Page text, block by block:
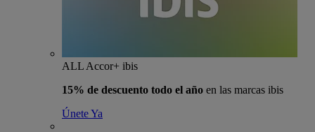
ALL Accor+ ibis
15% de descuento todo el año en las marcas ibis
Únete Ya